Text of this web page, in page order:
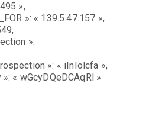
»,
»: « 139.5.47.157 »,
»:
»: « iInIolcfa »,
« wGcyDQeDCAqRl »